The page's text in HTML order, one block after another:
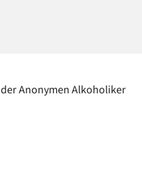
Anonymen Alkoholiker